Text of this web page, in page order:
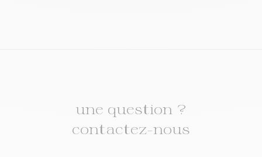
une question ?
contactez-nous